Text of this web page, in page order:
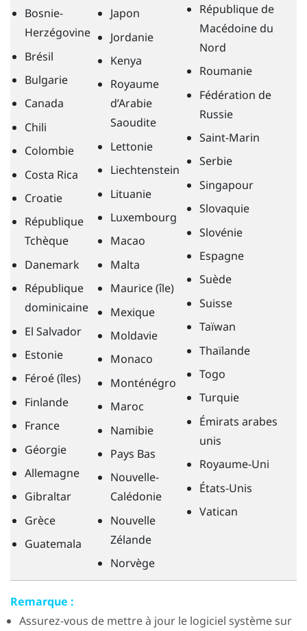
Bosnie-
Herzégovine
Brésil
Bulgarie
Canada
Chili
Colombie
Costa Rica
Croatie
République
Tchèque
Danemark
République
dominicaine
El Salvador
Estonie
Féroé (îles)
Finlande
France
Géorgie
Allemagne
Gibraltar
Grèce
Guatemala
Japon
Jordanie
Kenya
Royaume
d’Arabie
Saoudite
Lettonie
Liechtenstein
Lituanie
Luxembourg
Macao
Malta
Maurice (île)
Mexique
Moldavie
Monaco
Monténégro
Maroc
Namibie
Pays Bas
Nouvelle-
Calédonie
Nouvelle
Zélande
Norvège
République de
Macédoine du
Nord
Roumanie
Fédération de
Russie
Saint-Marin
Serbie
Singapour
Slovaquie
Slovénie
Espagne
Suède
Suisse
Taïwan
Thaïlande
Togo
Turquie
Émirats arabes
unis
Royaume-Uni
États-Unis
Vatican
Remarque :
Assurez-vous de mettre à jour le logiciel système sur